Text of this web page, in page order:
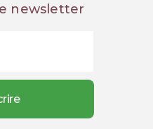
newsletter